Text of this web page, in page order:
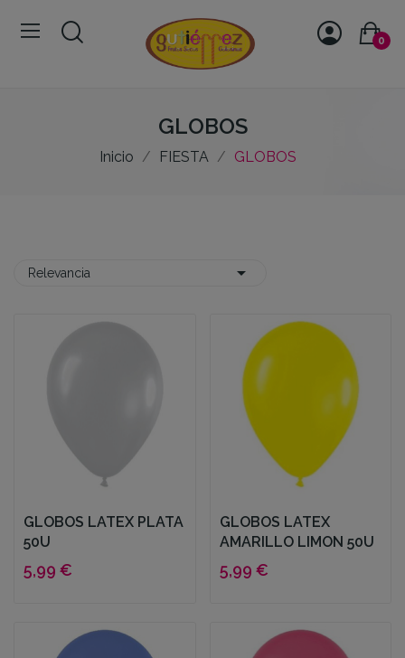
0
GLOBOS
Inicio FIESTA GLOBOS
Relevancia 
GLOBOS LATEX PLATA
50U
5,99 €
GLOBOS LATEX
AMARILLO LIMON 50U
5,99 €